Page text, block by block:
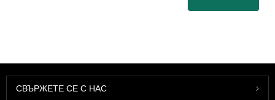
СВЪРЖЕТЕ СЕ С НАС